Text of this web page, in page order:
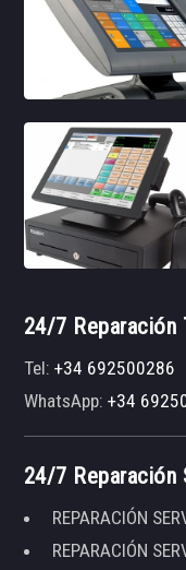
24/7 Reparación
Tel:+34 692500286
WhatsApp:+34
24/7 Reparación
REPARACIÓN
REPARACIÓN